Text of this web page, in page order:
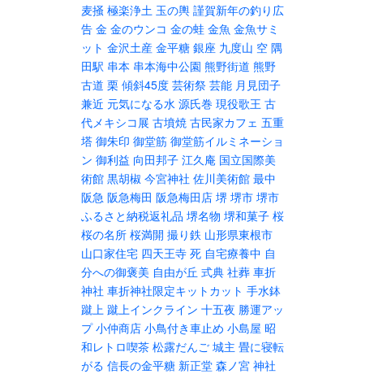
麦掻 極楽浄土 玉の輿 謹賀新年の釣り広
告 金 金のウンコ 金の蛙 金魚 金魚サミ
ット 金沢土産 金平糖 銀座 九度山 空 隅
田駅 串本 串本海中公園 熊野街道 熊野
古道 栗 傾斜45度 芸術祭 芸能 月見団子
兼近 元気になる水 源氏巻 現役歌王 古
代メキシコ展 古墳焼 古民家カフェ 五重
塔 御朱印 御堂筋 御堂筋イルミネーショ
ン 御利益 向田邦子 江久庵 国立国際美
術館 黒胡椒 今宮神社 佐川美術館 最中
阪急 阪急梅田 阪急梅田店 堺 堺市 堺市
ふるさと納税返礼品 堺名物 堺和菓子 桜
桜の名所 桜満開 撮り鉄 山形県東根市
山口家住宅 四天王寺 死 自宅療養中 自
分への御褒美 自由が丘 式典 社葬 車折
神社 車折神社限定キットカット 手水鉢
蹴上 蹴上インクライン 十五夜 勝運アッ
プ 小仲商店 小鳥付き車止め 小島屋 昭
和レトロ喫茶 松露だんご 城主 畳に寝転
がる 信長の金平糖 新正堂 森ノ宮 神社